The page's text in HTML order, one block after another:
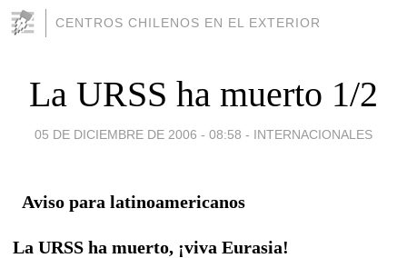
CENTROS CHILENOS EN EL EXTERIOR
La URSS ha muerto 1/2
05 DE DICIEMBRE DE 2006 - 08:58 - INTERNACIONALES
Aviso para latinoamericanos
La URSS ha muerto, ¡viva Eurasia!